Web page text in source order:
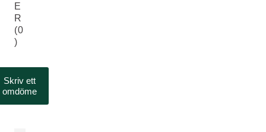
E
R
(0
)
Skriv ett
omdöme